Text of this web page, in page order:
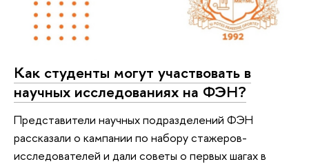
Как студенты могут участвовать в
научных исследованиях на ФЭН?
Представители научных подразделений ФЭН
рассказали о кампании по набору стажеров-
исследователей и дали советы о первых шагах в